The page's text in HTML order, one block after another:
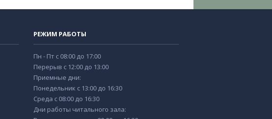
РЕЖИМ РАБОТЫ
Пн - Пт с 08:00 до 17:00
Перерыв с 12:00 до 13:00
Приемные дни:
Понедельник с 13:00 до 16:30
Среда с 08:00 до 16:30
Дни работы читального зала: